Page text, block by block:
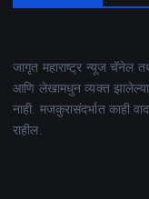
जागृत महाराष्ट्र न्यूज चॅनेल
आणि लेखामधुन व्यक्त
नाही. मजकुरासंदर्भात काही
राहील.